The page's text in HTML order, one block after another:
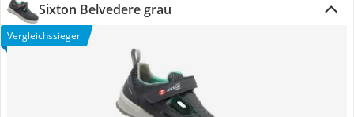
Sixton Belvedere grau
Vergleichssieger